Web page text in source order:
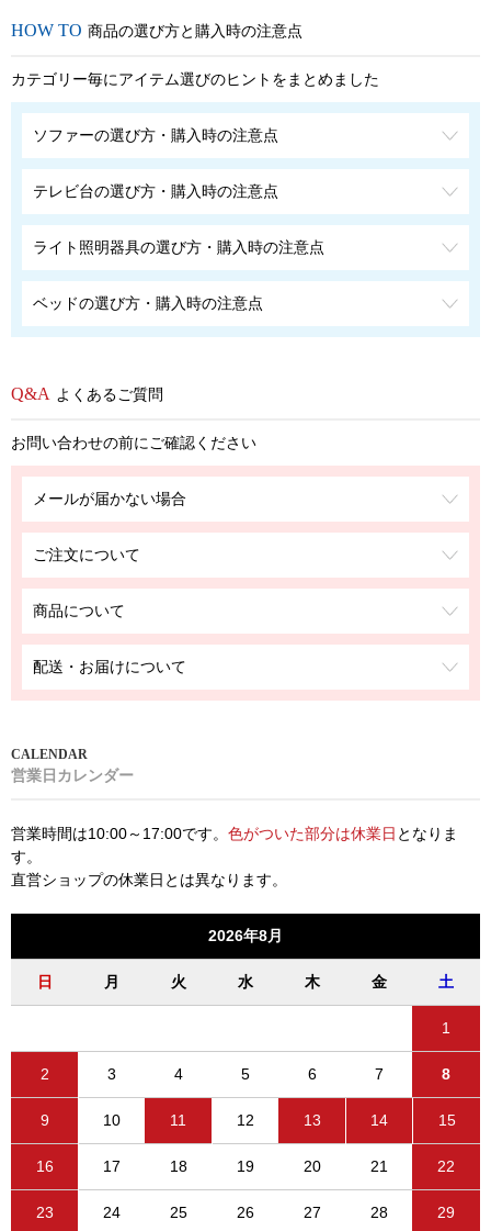
商品の選び方と購入時の注意点
カテゴリー毎にアイテム選びのヒントをまとめました
ソファーの選び方・購入時の注意点
テレビ台の選び方・購入時の注意点
ライト照明器具の選び方・購入時の注意点
ベッドの選び方・購入時の注意点
よくあるご質問
お問い合わせの前にご確認ください
メールが届かない場合
ご注文について
商品について
配送・お届けについて
営業日カレンダー
営業時間は10:00～17:00です。 色がついた部分は休業日 となりま
す。
直営ショップの休業日とは異なります。
2026年8月
日 月 火 水 木 金 土
1
2 3 4 5 6 7 8
9 10 11 12 13 14 15
16 17 18 19 20 21 22
23 24 25 26 27 28 29